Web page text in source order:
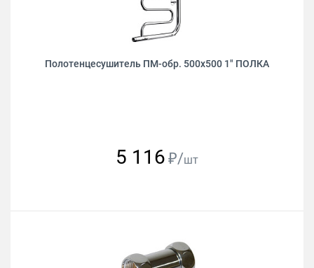
Полотенцесушитель ПМ-обр. 500х500 1" ПОЛКА
5 116 ₽/шт